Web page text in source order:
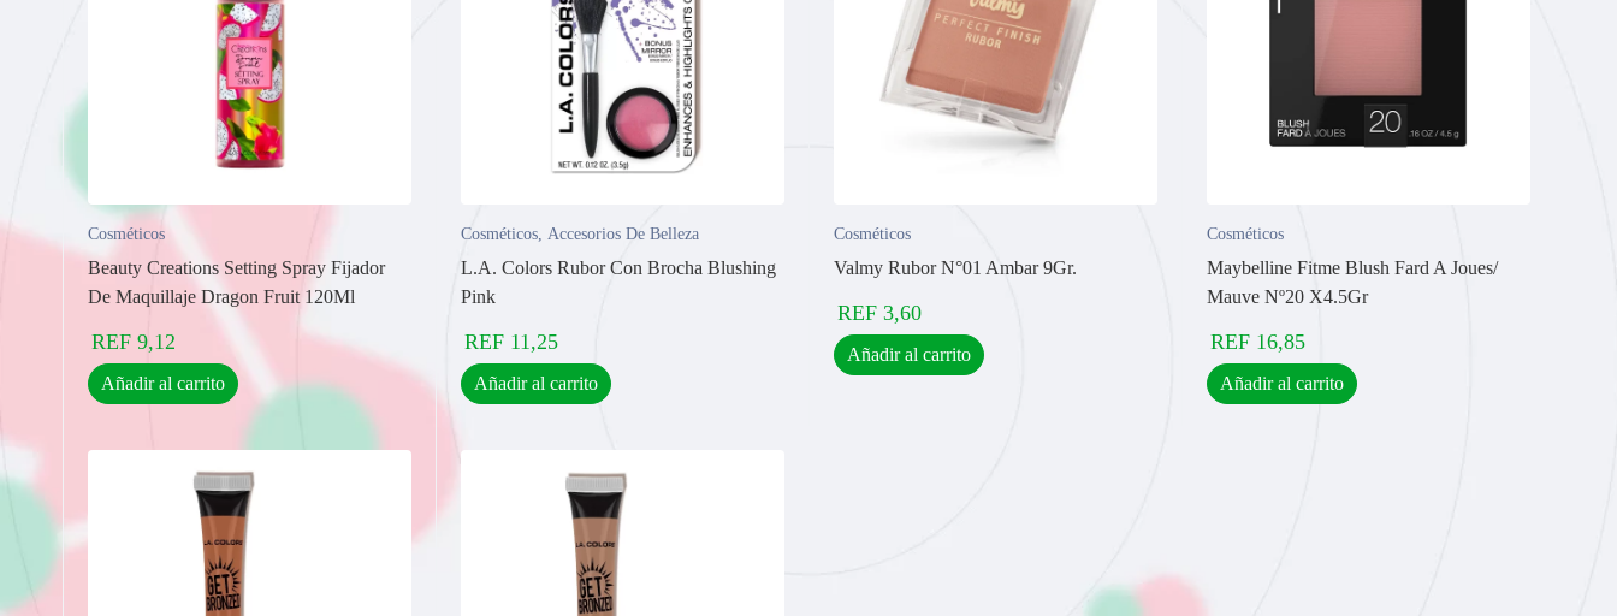
Cosméticos
Beauty Creations Setting Spray Fijador
De Maquillaje Dragon Fruit 120Ml
REF 9,12
Añadir al carrito
Cosméticos, Accesorios De Belleza
L.A. Colors Rubor Con Brocha Blushing
Pink
REF 11,25
Añadir al carrito
Cosméticos
Valmy Rubor N°01 Ambar 9Gr.
REF 3,60
Añadir al carrito
Cosméticos
Maybelline Fitme Blush Fard A Joues/
Mauve Nº20 X4.5Gr
REF 16,85
Añadir al carrito